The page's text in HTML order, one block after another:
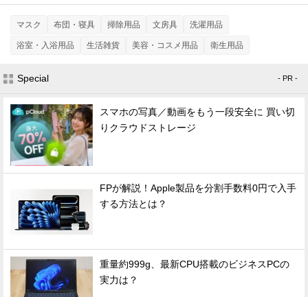
マスク 布団・寝具 掃除用品 文房具 洗濯用品
浴室・入浴用品 生活雑貨 美容・コスメ用品 衛生用品
Special - PR -
スマホの写真／動画をもう一段安全に 買い切
りクラウドストレージ
FPが解説！Apple製品を分割手数料0円で入手
する方法とは？
重量約999g、最新CPU搭載のビジネスPCの
実力は？